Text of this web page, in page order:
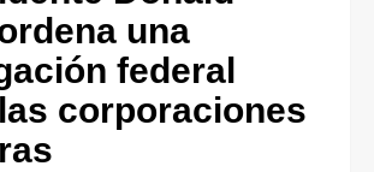
una
federal
corporaciones